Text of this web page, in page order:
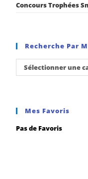
Concours Trophées
Recherche Par
Sélectionner une
Mes Favoris
Pas de Favoris